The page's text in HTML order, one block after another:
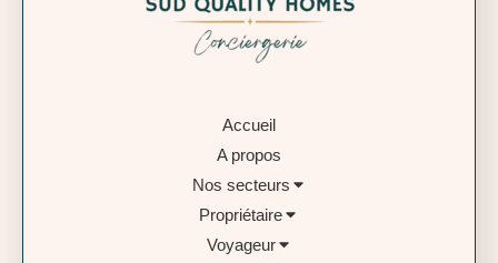
Accueil
A propos
Nos secteurs
Propriétaire
Voyageur